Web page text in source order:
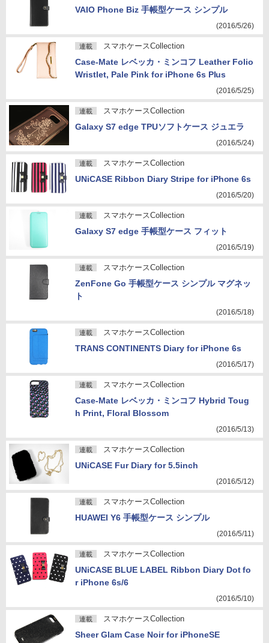
VAIO Phone Biz 手帳型ケース シンプル
(2016/5/26)
連載 スマホケースCollection
Case-Mate レベッカ・ミンコフ Leather Folio
Wristlet, Pale Pink for iPhone 6s Plus
(2016/5/25)
連載 スマホケースCollection
Galaxy S7 edge TPUソフトケース ジュエラ
(2016/5/24)
連載 スマホケースCollection
UNiCASE Ribbon Diary Stripe for iPhone 6s
(2016/5/20)
連載 スマホケースCollection
Galaxy S7 edge 手帳型ケース フィット
(2016/5/19)
連載 スマホケースCollection
ZenFone Go 手帳型ケース シンプル マグネッ
ト
(2016/5/18)
連載 スマホケースCollection
TRANS CONTINENTS Diary for iPhone 6s
(2016/5/17)
連載 スマホケースCollection
Case-Mate レベッカ・ミンコフ Hybrid Toug
h Print, Floral Blossom
(2016/5/13)
連載 スマホケースCollection
UNiCASE Fur Diary for 5.5inch
(2016/5/12)
連載 スマホケースCollection
HUAWEI Y6 手帳型ケース シンプル
(2016/5/11)
連載 スマホケースCollection
UNiCASE BLUE LABEL Ribbon Diary Dot fo
r iPhone 6s/6
(2016/5/10)
連載 スマホケースCollection
Sheer Glam Case Noir for iPhoneSE